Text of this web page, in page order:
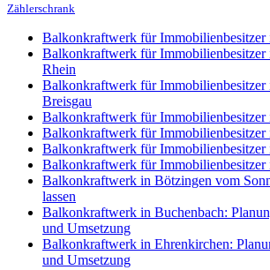
Zählerschrank
Balkonkraftwerk für
Balkonkraftwerk für Immobilienbesitzer
Rhein
Balkonkraftwerk für Immobilienbesitzer
Breisgau
Balkonkraftwerk für Immobilienbesitzer
Balkonkraftwerk für Immobilienbesitzer
Balkonkraftwerk für Immobilienbesitzer
Balkonkraftwerk für Immobilienbesitzer
Balkonkraftwerk in Bötzingen vom
lassen
Balkonkraftwerk in Buchenbach:
und Umsetzung
Balkonkraftwerk in Ehrenkirchen:
und Umsetzung